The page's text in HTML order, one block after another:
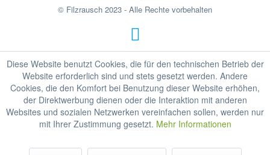
© Filzrausch 2023 - Alle Rechte vorbehalten
Diese Website benutzt Cookies, die für den technischen Betrieb der
Website erforderlich sind und stets gesetzt werden. Andere
Cookies, die den Komfort bei Benutzung dieser Website erhöhen,
der Direktwerbung dienen oder die Interaktion mit anderen
Websites und sozialen Netzwerken vereinfachen sollen, werden nur
mit Ihrer Zustimmung gesetzt. Mehr Informationen